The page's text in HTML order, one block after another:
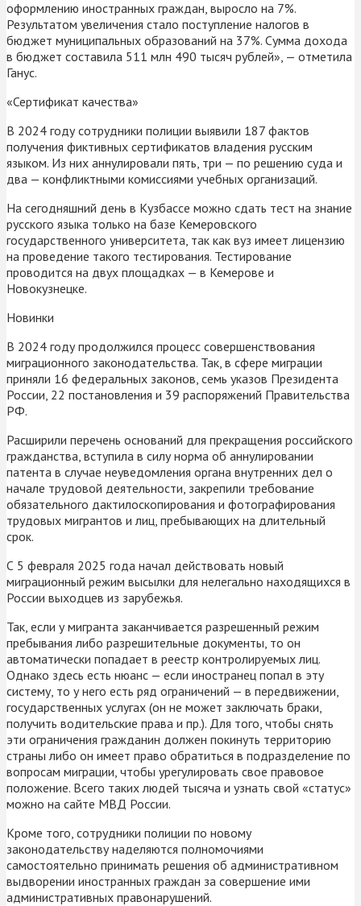
оформлению иностранных граждан, выросло на 7%.
Результатом увеличения стало поступление налогов в
бюджет муниципальных образований на 37%. Сумма дохода
в бюджет составила 511 млн 490 тысяч рублей», — отметила
Ганус.
«Сертификат качества»
В 2024 году сотрудники полиции выявили 187 фактов
получения фиктивных сертификатов владения русским
языком. Из них аннулировали пять, три — по решению суда и
два — конфликтными комиссиями учебных организаций.
На сегодняшний день в Кузбассе можно сдать тест на знание
русского языка только на базе Кемеровского
государственного университета, так как вуз имеет лицензию
на проведение такого тестирования. Тестирование
проводится на двух площадках — в Кемерове и
Новокузнецке.
Новинки
В 2024 году продолжился процесс совершенствования
миграционного законодательства. Так, в сфере миграции
приняли 16 федеральных законов, семь указов Президента
России, 22 постановления и 39 распоряжений Правительства
РФ.
Расширили перечень оснований для прекращения российского
гражданства, вступила в силу норма об аннулировании
патента в случае неуведомления органа внутренних дел о
начале трудовой деятельности, закрепили требование
обязательного дактилоскопирования и фотографирования
трудовых мигрантов и лиц, пребывающих на длительный
срок.
С 5 февраля 2025 года начал действовать новый
миграционный режим высылки для нелегально находящихся в
России выходцев из зарубежья.
Так, если у мигранта заканчивается разрешенный режим
пребывания либо разрешительные документы, то он
автоматически попадает в реестр контролируемых лиц.
Однако здесь есть нюанс — если иностранец попал в эту
систему, то у него есть ряд ограничений — в передвижении,
государственных услугах (он не может заключать браки,
получить водительские права и пр.). Для того, чтобы снять
эти ограничения гражданин должен покинуть территорию
страны либо он имеет право обратиться в подразделение по
вопросам миграции, чтобы урегулировать свое правовое
положение. Всего таких людей тысяча и узнать свой «статус»
можно на сайте МВД России.
Кроме того, сотрудники полиции по новому
законодательству наделяются полномочиями
самостоятельно принимать решения об административном
выдворении иностранных граждан за совершение ими
административных правонарушений.